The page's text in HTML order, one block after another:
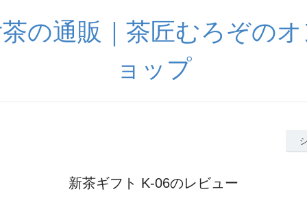
の通販｜茶匠むろぞの
ョップ
新茶ギフト K-06のレビュー